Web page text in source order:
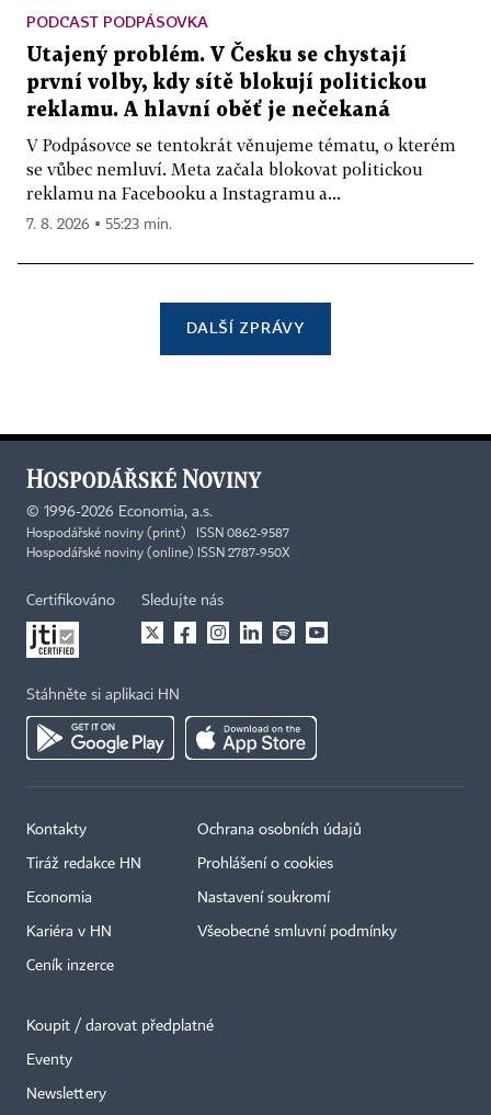
PODCAST PODPÁSOVKA
Utajený problém. V Česku se chystají
první volby, kdy sítě blokují politickou
reklamu. A hlavní oběť je nečekaná
V Podpásovce se tentokrát věnujeme tématu, o kterém
se vůbec nemluví. Meta začala blokovat politickou
reklamu na Facebooku a Instagramu a...
7. 8. 2026 ▪ 55:23 min.
DALŠÍ ZPRÁVY
© 1996-2026 Economia, a.s.
Hospodářské noviny (print) ISSN 0862-9587
Hospodářské noviny (online) ISSN 2787-950X
Certifikováno Sledujte nás
Stáhněte si aplikaci HN
Kontakty
Tiráž redakce HN
Economia
Kariéra v HN
Ceník inzerce
Ochrana osobních údajů
Prohlášení o cookies
Nastavení soukromí
Všeobecné smluvní podmínky
Koupit / darovat předplatné
Eventy
Newslettery